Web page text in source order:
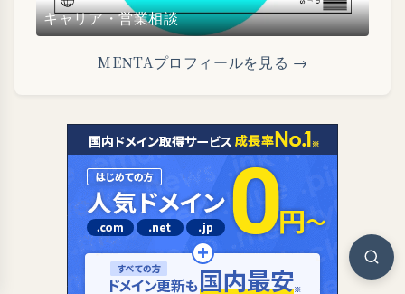
キャリア・営業相談
MENTAプロフィールを見る →